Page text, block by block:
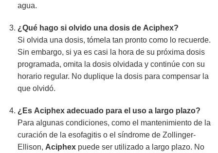
agua.
¿Qué hago si olvido una dosis de Aciphex?
Si olvida una dosis, tómela tan pronto como lo recuerde.
Sin embargo, si ya es casi la hora de su próxima dosis
programada, omita la dosis olvidada y continúe con su
horario regular. No duplique la dosis para compensar la
que olvidó.
¿Es Aciphexadecuado para el uso a largo plazo?
Para algunas condiciones, como el mantenimiento de la
curación de la esofagitis o el síndrome de Zollinger-
Ellison, Aciphexpuede ser utilizado a largo plazo. No